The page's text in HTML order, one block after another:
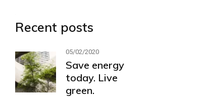
Recent posts
05/02/2020
Save energy
today. Live
green.